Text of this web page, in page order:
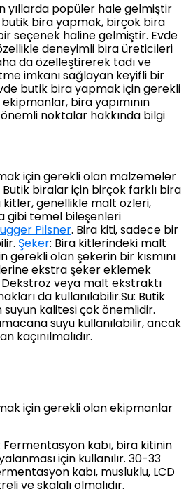
yıllarda popüler hale gelmiştir
bira yapmak, birçok bira
seçenek haline gelmiştir. Evde
deneyimli bira üreticileri
da özelleştirerek tadı ve
imkanı sağlayan keyifli bir
butik bira yapmak için gerekli
bira yapımının
noktalar hakkında bilgi
için gerekli olan malzemeler
Butik biralar için birçok farklı bira
genellikle malt özleri,
gibi temel bileşenleri
Pilsner. Bira kiti, sadece bir
Şeker: Bira kitlerindeki malt
gerekli olan şekerin bir kısmını
ekstra şeker eklemek
veya malt ekstraktı
da kullanılabilir.Su: Butik
suyun kalitesi çok önemlidir.
suyu kullanılabilir, ancak
kaçınılmalıdır.
için gerekli olan ekipmanlar
Fermentasyon kabı, bira kitinin
için kullanılır. 30-33
kabı, musluklu, LCD
ve skalalı olmalıdır.